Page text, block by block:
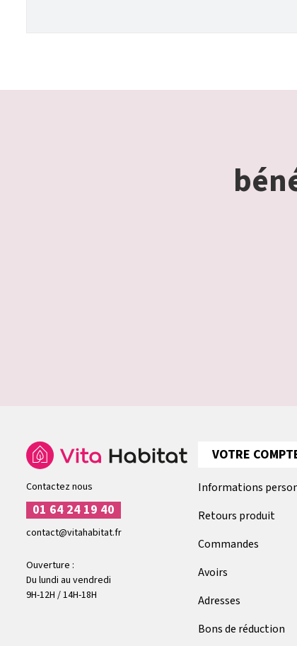
Contactez nous
01 64 24 19 40
contact@vitahabitat.fr
Ouverture :
Du lundi au vendredi
9H-12H / 14H-18H
VOTRE
Informations
Retours produit
Commandes
Avoirs
Adresses
Bons de réduction